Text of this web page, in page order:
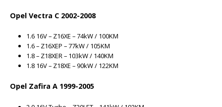
Opel Vectra C 2002-2008
1.6 16V – Z16XE – 74kW / 100KM
1.6 – Z16XEP – 77kW / 105KM
1.8 – Z18XER – 103kW / 140KM
1.8 16V – Z18XE – 90kW / 122KM
Opel Zafira A 1999-2005